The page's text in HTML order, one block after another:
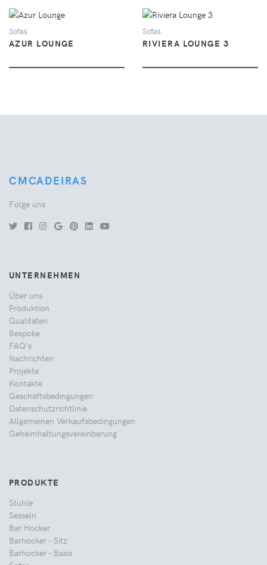
SEHEN
Sofas
AZUR LOUNGE
SEHEN
Sofas
RIVIERA LOUNGE 3
CMCADEIRAS
Folge uns
UNTERNEHMEN
Über uns
Produktion
Qualitäten
Bespoke
FAQ's
Nachrichten
Projekte
Kontakte
Geschäftsbedingungen
Datenschutzrichtlinie
Allgemeinen Verkaufsbedingungen
Geheimhaltungsvereinbarung
PRODUKTE
Stühle
Sesseln
Bar Hocker
Barhocker - Sitz
Barhocker - Basis